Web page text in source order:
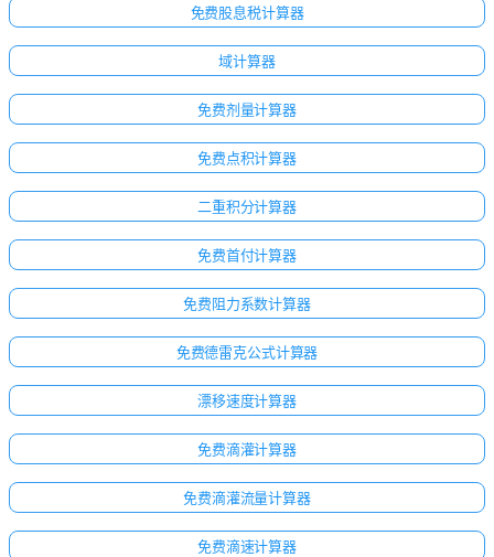
免费股息税计算器
域计算器
免费剂量计算器
免费点积计算器
二重积分计算器
免费首付计算器
免费阻力系数计算器
免费德雷克公式计算器
漂移速度计算器
免费滴灌计算器
免费滴灌流量计算器
免费滴速计算器